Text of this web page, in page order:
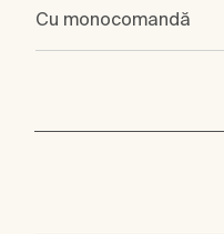
Cu monocomandă